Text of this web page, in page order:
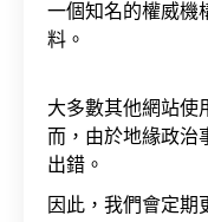
一個知名的權威機
料。
大多數其他網站使
而，由於地緣政治
出錯。
因此，我們會定期